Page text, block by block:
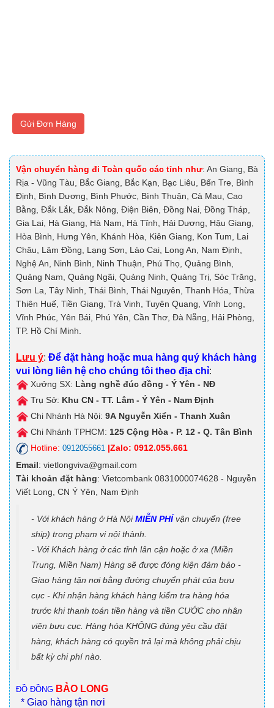
Gửi Đơn Hàng
Vận chuyển hàng đi Toàn quốc các tỉnh như: An Giang, Bà
Rịa - Vũng Tàu, Bắc Giang, Bắc Kạn, Bạc Liêu, Bến Tre, Bình
Định, Bình Dương, Bình Phước, Bình Thuận, Cà Mau, Cao
Bằng, Đắk Lắk, Đắk Nông, Điện Biên, Đồng Nai, Đồng Tháp,
Gia Lai, Hà Giang, Hà Nam, Hà Tĩnh, Hải Dương, Hậu Giang,
Hòa Bình, Hưng Yên, Khánh Hòa, Kiên Giang, Kon Tum, Lai
Châu, Lâm Đồng, Lạng Sơn, Lào Cai, Long An, Nam Định,
Nghệ An, Ninh Bình, Ninh Thuận, Phú Thọ, Quảng Bình,
Quảng Nam, Quảng Ngãi, Quảng Ninh, Quảng Trị, Sóc Trăng,
Sơn La, Tây Ninh, Thái Bình, Thái Nguyên, Thanh Hóa, Thừa
Thiên Huế, Tiền Giang, Trà Vinh, Tuyên Quang, Vĩnh Long,
Vĩnh Phúc, Yên Bái, Phú Yên, Cần Thơ, Đà Nẵng, Hải Phòng,
TP. Hồ Chí Minh.
Lưu ý: Để đặt hàng hoặc mua hàng quý khách hàng
vui lòng liên hệ cho chúng tôi theo địa chỉ:
Xưởng SX: Làng nghề đúc đồng - Ý Yên - NĐ
Trụ Sở: Khu CN - TT. Lâm - Ý Yên - Nam Định
Chi Nhánh Hà Nội: 9A Nguyễn Xiển - Thanh Xuân
Chi Nhánh TPHCM: 125 Cộng Hòa - P. 12 - Q. Tân Bình
Hotline: 0912055661 |Zalo: 0912.055.661
Email: vietlongviva@gmail.com
Tài khoản đặt hàng: Vietcombank 0831000074628 - Nguyễn
Viết Long, CN Ý Yên, Nam Định
- Với khách hàng ở Hà NộiMIỄN PHÍ vận chuyển (free
ship) trong phạm vi nội thành.
- Với Khách hàng ở các tỉnh lân cận hoặc ở xa (Miền
Trung, Miền Nam) Hàng sẽ được đóng kiện đảm bảo -
Giao hàng tận nơi bằng đường chuyển phát của bưu
cục - Khi nhận hàng khách hàng kiểm tra hàng hóa
trước khi thanh toán tiền hàng và tiền CƯỚC cho nhân
viên bưu cục. Hàng hóa KHÔNG đúng yêu cầu đặt
hàng, khách hàng có quyền trả lại mà không phải chịu
bất kỳ chi phí nào.
ĐỒ ĐỒNG BẢO LONG
* Giao hàng tận nơi